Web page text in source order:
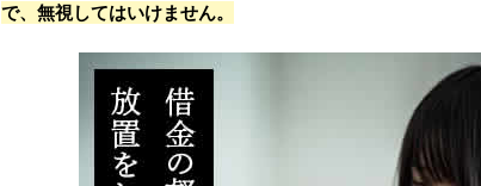
で、無視してはいけません。